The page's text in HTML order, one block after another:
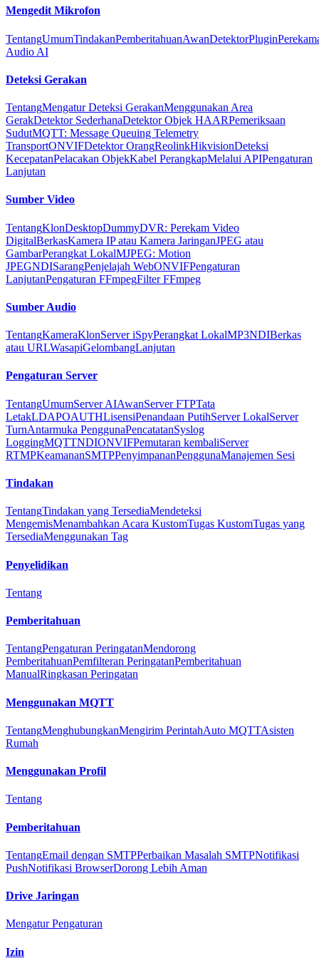
Mengedit Mikrofon
TentangUmumTindakanPemberitahuanAwanDetektorPlugin
Audio AI
Deteksi Gerakan
TentangMengatur Deteksi GerakanMenggunakan Area
GerakDetektor SederhanaDetektor Objek HAARPemeriksaan
SudutMQTT: Message Queuing Telemetry
TransportONVIFDetektor OrangReolinkHikvisionDeteksi
KecepatanPelacakan ObjekKabel PerangkapMelalui APIPengaturan
Lanjutan
Sumber Video
TentangKlonDesktopDummyDVR: Perekam Video
DigitalBerkasKamera IP atau Kamera JaringanJPEG atau
GambarPerangkat LokalMJPEG: Motion
JPEGNDISarangPenjelajah WebONVIFPengaturan
LanjutanPengaturan FFmpegFilter FFmpeg
Sumber Audio
TentangKameraKlonServer iSpyPerangkat LokalMP3NDIBerkas
atau URLWasapiGelombangLanjutan
Pengaturan Server
TentangUmumServer AIAwanServer FTPTata
LetakLDAPOAUTHLisensiPenandaan PutihServer LokalServer
TurnAntarmuka PenggunaPencatatanSyslog
LoggingMQTTNDIONVIFPemutaran kembaliServer
RTMPKeamananSMTPPenyimpananPenggunaManajemen Sesi
Tindakan
TentangTindakan yang TersediaMendeteksi
MengemisMenambahkan Acara KustomTugas KustomTugas yang
TersediaMenggunakan Tag
Penyelidikan
Tentang
Pemberitahuan
TentangPengaturan PeringatanMendorong
PemberitahuanPemfilteran PeringatanPemberitahuan
ManualRingkasan Peringatan
Menggunakan MQTT
TentangMenghubungkanMengirim PerintahAuto MQTTAsisten
Rumah
Menggunakan Profil
Tentang
Pemberitahuan
TentangEmail dengan SMTPPerbaikan Masalah SMTPNotifikasi
PushNotifikasi BrowserDorong Lebih Aman
Drive Jaringan
Mengatur Pengaturan
Izin